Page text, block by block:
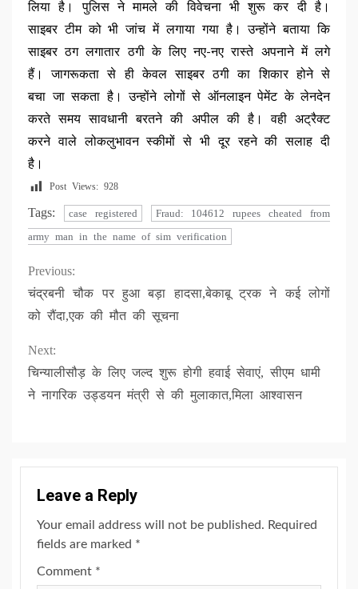
लिया है। पुलिस ने मामले की विवेचना भी शुरू कर दी है।
साइबर टीम को भी जांच में लगाया गया है। उन्होंने बताया कि
साइबर ठग लगातार ठगी के लिए नए-नए रास्ते अपनाने में लगे
हैं। जागरूकता से ही केवल साइबर ठगी का शिकार होने से
बचा जा सकता है। उन्होंने लोगों से ऑनलाइन पेमेंट के लेनदेन
करते समय सावधानी बरतने की अपील की है। वही अट्रैक्ट
करने वाले लोकलुभावन स्कीमों से भी दूर रहने की सलाह दी
है।
Post Views: 928
Tags: case registered
Fraud: 104612 rupees cheated from
army man in the name of sim verification
Continue
Reading
Previous:
चंद्रबनी चौक पर हुआ बड़ा हादसा,बेकाबू ट्रक ने कई लोगों
को रौंदा,एक की मौत की सूचना
Next:
चिन्यालीसौड़ के लिए जल्द शुरू होगी हवाई सेवाएं, सीएम धामी
ने नागरिक उड्डयन मंत्री से की मुलाकात,मिला आश्वासन
Leave a Reply
Your email address will not be published. Required
fields are marked *
Comment *